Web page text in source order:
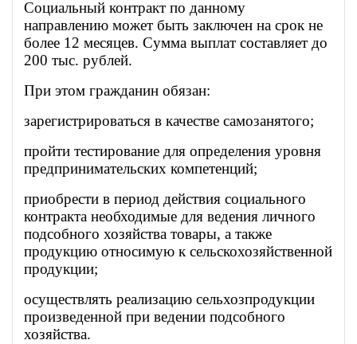
Социальный контракт по данному
направлению может быть заключен на срок не
более 12 месяцев. Сумма выплат составляет до
200 тыс. рублей.
При этом гражданин обязан:
зарегистрироваться в качестве самозанятого;
пройти тестирование для определения уровня
предпринимательских компетенций;
приобрести в период действия социального
контракта необходимые для ведения личного
подсобного хозяйства товары, а также
продукцию относимую к сельскохозяйственной
продукции;
осуществлять реализацию сельхозпродукции
произведенной при ведении подсобного
хозяйства.